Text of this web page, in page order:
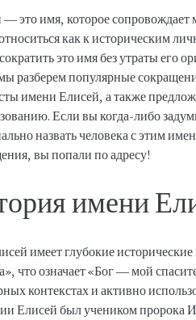
— это имя, которое
как к историческим
это имя без утраты его
разберем популярные
имени Елисей, а также
Если вы когда-либо
назвать человека с этим
вы попали по адресу!
имени
имеет глубокие
что означает «Бог — мой
контекстах и активно
Елисей был учеником пророка